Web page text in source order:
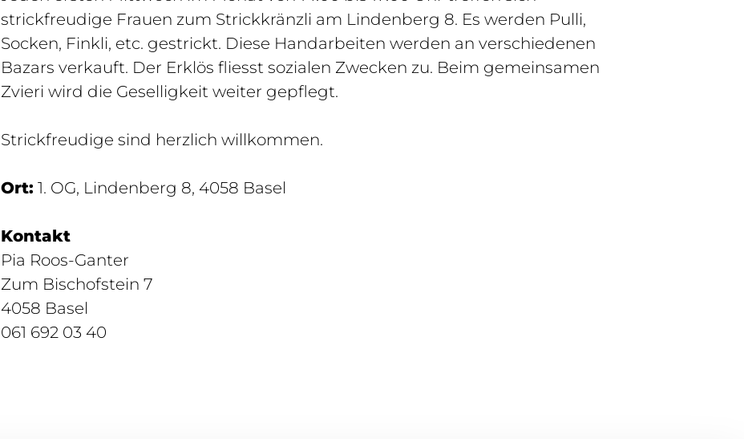
strickfreudige Frauen zum Strickkränzli am Lindenberg 8. Es werden Pulli,
Socken, Finkli, etc. gestrickt. Diese Handarbeiten werden an verschiedenen
Bazars verkauft. Der Erklös fliesst sozialen Zwecken zu. Beim gemeinsamen
Zvieri wird die Geselligkeit weiter gepflegt.
Strickfreudige sind herzlich willkommen.
Ort: 1. OG, Lindenberg 8, 4058 Basel
Kontakt
Pia Roos-Ganter
Zum Bischofstein 7
4058 Basel
061 692 03 40